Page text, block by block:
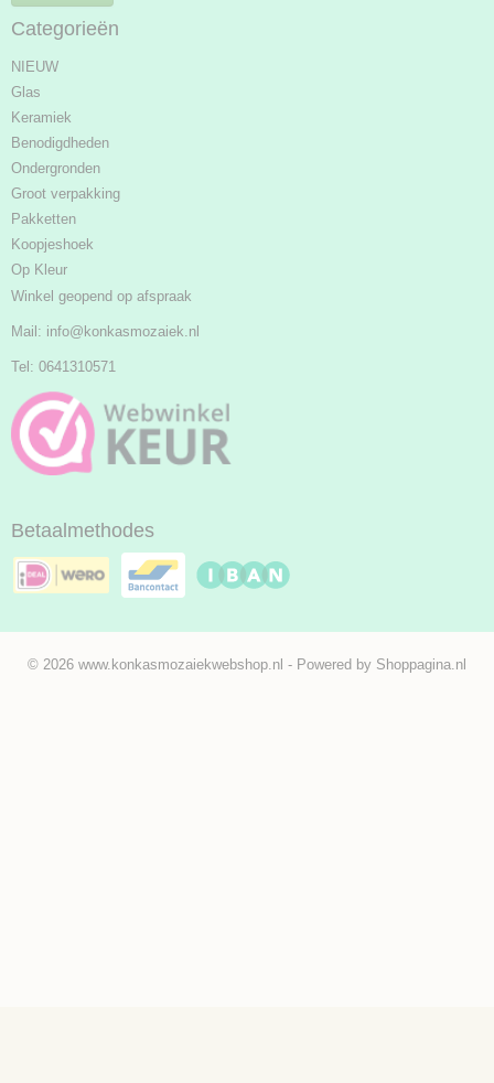
Categorieën
NIEUW
Glas
Keramiek
Benodigdheden
Ondergronden
Groot verpakking
Pakketten
Koopjeshoek
Op Kleur
Winkel geopend op afspraak
Mail: info@konkasmozaiek.nl
Tel: 0641310571
Betaalmethodes
© 2026 www.konkasmozaiekwebshop.nl - Powered by Shoppagina.nl